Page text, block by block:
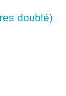
doublé)